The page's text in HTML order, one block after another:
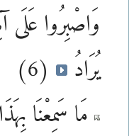
وَاصْبِرُوا عَلَى
يُرَادُ
(6)
مَا سَمِعْنَا